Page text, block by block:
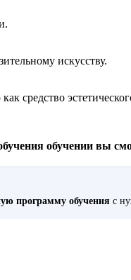
искусству.
средство
обучении вы
программу обучения с